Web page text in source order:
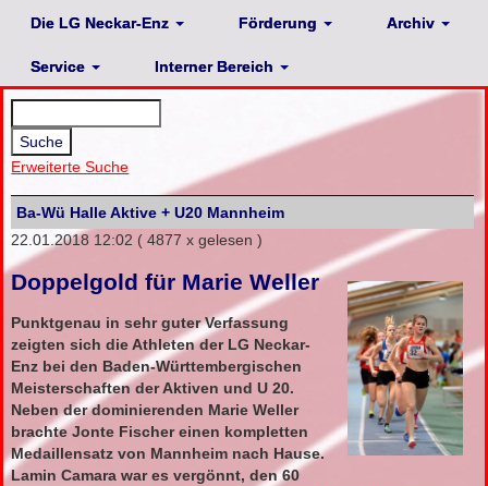
Die LG Neckar-Enz Förderung Archiv
Service Interner Bereich
Erweiterte Suche
Ba-Wü Halle Aktive + U20 Mannheim
22.01.2018 12:02 ( 4877 x gelesen )
Doppelgold für Marie Weller
Punktgenau in sehr guter Verfassung
zeigten sich die Athleten der LG Neckar-
Enz bei den Baden-Württembergischen
Meisterschaften der Aktiven und U 20.
Neben der dominierenden Marie Weller
brachte Jonte Fischer einen kompletten
Medaillensatz von Mannheim nach Hause.
Lamin Camara war es vergönnt, den 60